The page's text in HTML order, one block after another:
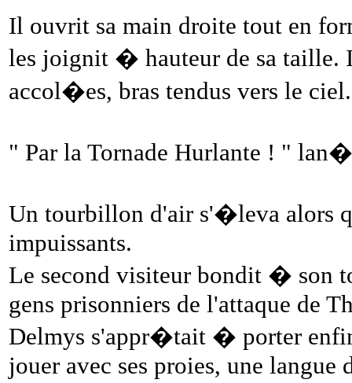
Il ouvrit sa main droite tout en
les joignit � hauteur de sa taille.
accol�es, bras tendus vers le ciel.
" Par la Tornade Hurlante ! "
Un tourbillon d'air s'�leva alors
impuissants.
Le second visiteur bondit � son
gens prisonniers de l'attaque de
Delmys s'appr�tait � porter
jouer avec ses proies, une